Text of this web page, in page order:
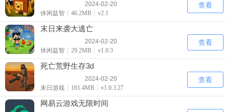
2024-02-20
休闲益智
46.2MB v2.1
查看
末日来袭大逃亡
2024-02-20
休闲益智
29.2MB v1.0.3
查看
死亡荒野生存3d
2024-02-20
末日游戏
161.4MB v1.0.3.27
查看
网易云游戏无限时间